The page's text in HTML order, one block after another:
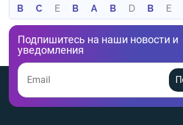
B C E B A B D B E
Подпишитесь на наши новости и
уведомления